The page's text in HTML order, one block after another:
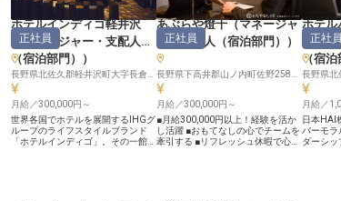
ホテルインディゴ軽井沢
（マネージャー・支配人
（宿泊部門）
）
正社員
月給／300,000円～
世界各国でホテルを展開するIHGグ
ループのライフスタイルブランド
「ホテルインディゴ」。その一館で
あぶらや燈千（マネージャ
ー・支配人（宿泊部門）
）
正社員
月給／300,000円～
■月給300,000円以上！経験を活か
し活躍 ■おもてなしの心でチームを
牽引する ■リフレッシュ休暇で心身
ホテル
（マネ
（宿泊
正社員
月給／
日本HAI
バーモラ
ダーシッ